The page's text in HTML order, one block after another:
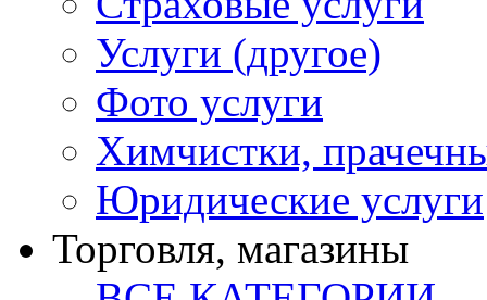
Услуги (другое)
Фото услуги
Химчистки,
Юридические услуги
Торговля, магазины